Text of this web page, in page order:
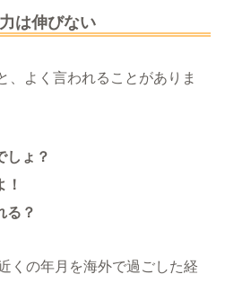
は伸びない
、よく言われることがありま
しょ？
る？
くの年月を海外で過ごした経